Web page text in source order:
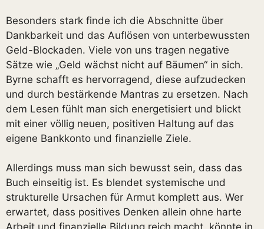
Besonders stark finde ich die Abschnitte über
Dankbarkeit und das Auflösen von unterbewussten
Geld-Blockaden. Viele von uns tragen negative
Sätze wie „Geld wächst nicht auf Bäumen“ in sich.
Byrne schafft es hervorragend, diese aufzudecken
und durch bestärkende Mantras zu ersetzen. Nach
dem Lesen fühlt man sich energetisiert und blickt
mit einer völlig neuen, positiven Haltung auf das
eigene Bankkonto und finanzielle Ziele.
Allerdings muss man sich bewusst sein, dass das
Buch einseitig ist. Es blendet systemische und
strukturelle Ursachen für Armut komplett aus. Wer
erwartet, dass positives Denken allein ohne harte